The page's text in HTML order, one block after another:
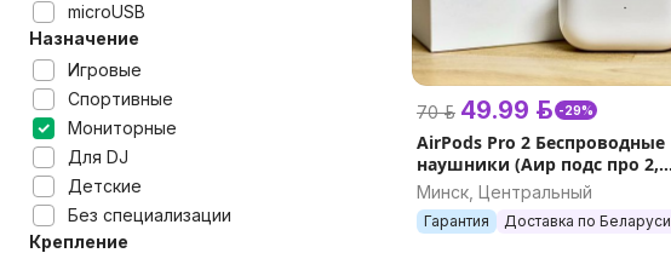
microUSB
Назначение
Игровые
Спортивные
Мониторные
Для DJ
Детские
Без специализации
Крепление
70 р. 49.99 р. -29%
AirPods Pro 2 Беспроводные
наушники (Аир подс про 2,
эир подс блютуз) air pods
Bluetooth наушники
Минск, Центральный
Гарантия Доставка по Беларуси